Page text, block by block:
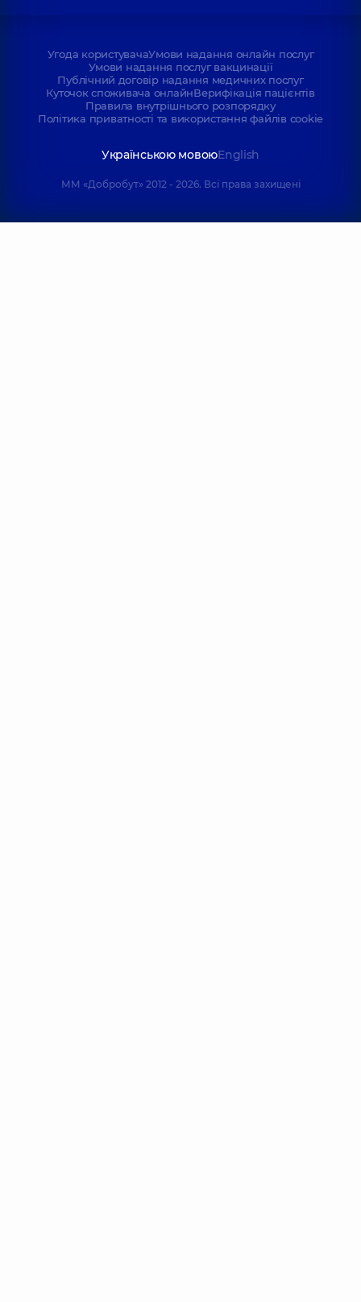
Угода користувачаУмови надання онлайн послуг
Умови надання послуг вакцинації
Публічний договір надання медичних послуг
Куточок споживача онлайнВерифікація пацієнтів
Правила внутрішнього розпорядку
Політика приватності та використання файлів cookie
Українською мовоюEnglish
ММ «Добробут» 2012 - 2026. Всі права захищені